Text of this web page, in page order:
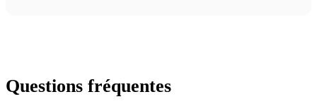
Questions fréquentes